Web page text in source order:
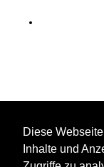
Diese
Inhalte und